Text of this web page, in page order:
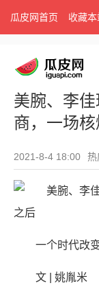
瓜皮网首页 收藏本
美腕、李
商，一场
2021-8-4 18:00 热
一个时代改
文 | 姚胤米